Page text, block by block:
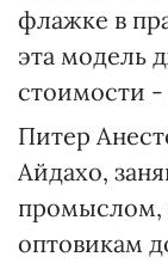
флажке в
эта модель
стоимости -
Питер
Айдахо,
промыслом,
оптовикам